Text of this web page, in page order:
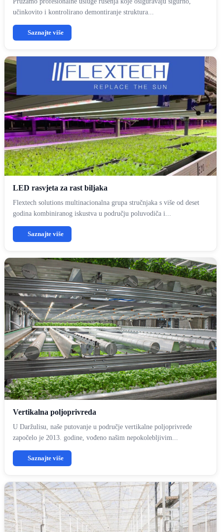
učinkovito i kontrolirano demontiranje struktura...
Saznajte više
LED rasvjeta za rast biljaka
Flextech solutions multinacionalna grupa stručnjaka s više od deset
godina kombiniranog iskustva u području poluvodiča i...
Saznajte više
Vertikalna poljoprivreda
U Daržulisu, naše putovanje u područje vertikalne poljoprivrede
započelo je 2013. godine, vođeno našim nepokolebljivim...
Saznajte više